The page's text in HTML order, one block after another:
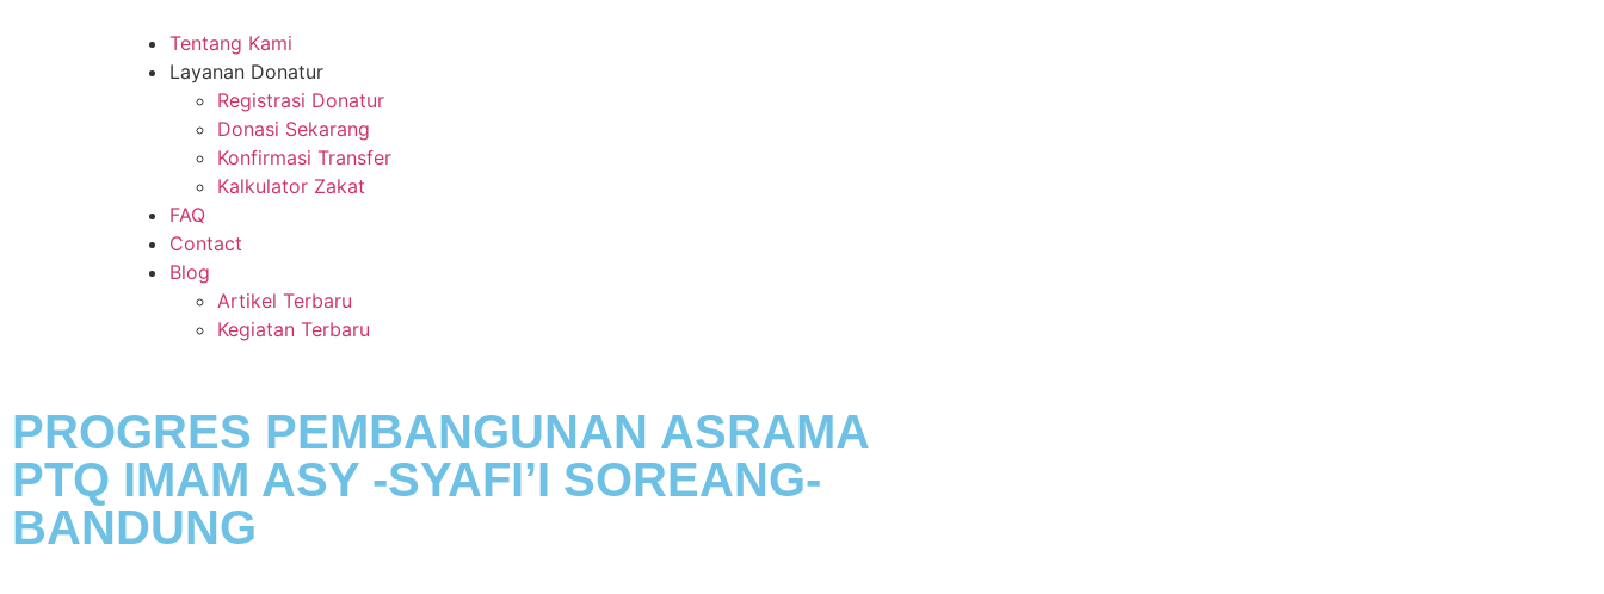
Tentang Kami
Layanan Donatur
Registrasi Donatur
Donasi Sekarang
Konfirmasi Transfer
Kalkulator Zakat
FAQ
Contact
Blog
Artikel Terbaru
Kegiatan Terbaru
PROGRES PEMBANGUNAN ASRAMA
PTQ IMAM ASY -SYAFI’I SOREANG-
BANDUNG